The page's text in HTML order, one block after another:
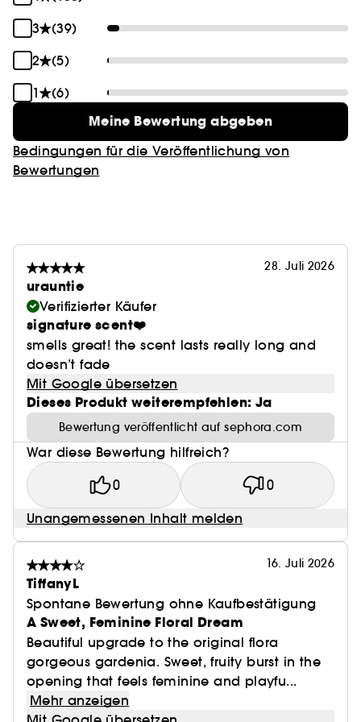
3
(39)
2
(5)
1
(6)
Meine Bewertung abgeben
Bedingungen für die Veröffentlichung von
Bewertungen
28. Juli 2026
urauntie
Verifizierter Käufer
signature scent❤️
smells great! the scent lasts really long and
doesn’t fade
Mit Google übersetzen
Dieses Produkt weiterempfehlen: Ja
Bewertung veröffentlicht auf sephora.com
War diese Bewertung hilfreich?
0 0
Unangemessenen Inhalt melden
16. Juli 2026
TiffanyL
Spontane Bewertung ohne Kaufbestätigung
A Sweet, Feminine Floral Dream
Beautiful upgrade to the original flora
gorgeous gardenia. Sweet, fruity burst in the
opening that feels feminine and playfu...
Mehr anzeigen